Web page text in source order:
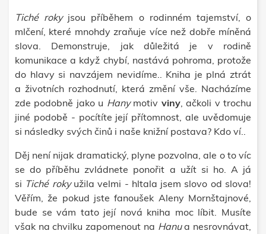
Tiché rokyjsou příběhem o rodinném tajemství, o
mlčení, které mnohdy zraňuje více než dobře míněná
slova. Demonstruje, jak důležitá je v rodině
komunikace a když chybí, nastává pohroma, protože
do hlavy si navzájem nevidíme.. Kniha je plná ztrát
a životních rozhodnutí, která změní vše. Nacházíme
zde podobně jako u Hany motiv viny, ačkoli v trochu
jiné podobě - pocítíte její přítomnost, ale uvědomuje
si následky svých činů i naše knižní postava? Kdo ví..
Děj není nijak dramatický, plyne pozvolna, ale o to víc
se do příběhu zvládnete ponořit a užít si ho. A já
si Tiché roky užilavelmi - hltala jsem slovo od slova!
Věřím, že pokud jste fanoušek Aleny Mornštajnové,
bude se vám tato její nová kniha moc líbit. Musíte
však na chvilku zapomenout na Hanua nesrovnávat,